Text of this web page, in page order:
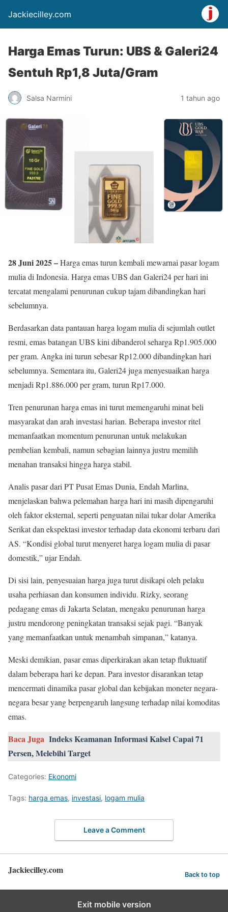
Jackiecilley.com
Harga Emas Turun: UBS & Galeri24
Sentuh Rp1,8 Juta/Gram
Salsa Narmini 1 tahun ago
28 Juni 2025 –Harga emas turun kembali mewarnai pasar logam
mulia di Indonesia. Harga emas UBS dan Galeri24 per hari ini
tercatat mengalami penurunan cukup tajam dibandingkan hari
sebelumnya.
Berdasarkan data pantauan harga logam mulia di sejumlah outlet
resmi, emas batangan UBS kini dibanderol seharga Rp1.905.000
per gram. Angka ini turun sebesar Rp12.000 dibandingkan hari
sebelumnya. Sementara itu, Galeri24 juga menyesuaikan harga
menjadi Rp1.886.000 per gram, turun Rp17.000.
Tren penurunan harga emas ini turut memengaruhi minat beli
masyarakat dan arah investasi harian. Beberapa investor ritel
memanfaatkan momentum penurunan untuk melakukan
pembelian kembali, namun sebagian lainnya justru memilih
menahan transaksi hingga harga stabil.
Analis pasar dari PT Pusat Emas Dunia, Endah Marlina,
menjelaskan bahwa pelemahan harga hari ini masih dipengaruhi
oleh faktor eksternal, seperti penguatan nilai tukar dolar Amerika
Serikat dan ekspektasi investor terhadap data ekonomi terbaru dari
AS. “Kondisi global turut menyeret harga logam mulia di pasar
domestik,” ujar Endah.
Di sisi lain, penyesuaian harga juga turut disikapi oleh pelaku
usaha perhiasan dan konsumen individu. Rizky, seorang
pedagang emas di Jakarta Selatan, mengaku penurunan harga
justru mendorong peningkatan transaksi sejak pagi. “Banyak
yang memanfaatkan untuk menambah simpanan,” katanya.
Meski demikian, pasar emas diperkirakan akan tetap fluktuatif
dalam beberapa hari ke depan. Para investor disarankan tetap
mencermati dinamika pasar global dan kebijakan moneter negara-
negara besar yang berpengaruh langsung terhadap nilai komoditas
emas.
Baca Juga Indeks Keamanan Informasi Kalsel Capai 71
Persen, Melebihi Target
Categories: Ekonomi
Tags: harga emas, investasi, logam mulia
Leave a Comment
Jackiecilley.com Back to top
Exit mobile version